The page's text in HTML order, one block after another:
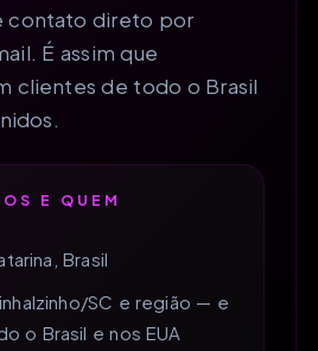
contato direto por
É assim que
clientes de todo o Brasil
E QUEM
Brasil
SC e região — e
o Brasil e nos EUA